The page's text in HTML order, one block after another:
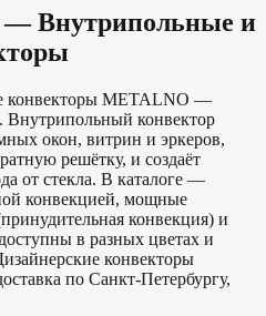
—Внутрипольные и
конвекторы METALNO —
Внутрипольный конвектор
окон, витрин и эркеров,
решётку, и создаёт
от стекла. В каталоге —
конвекцией, мощные
конвекция) и
в разных цветах и
конвекторы
по Санкт-Петербургу,